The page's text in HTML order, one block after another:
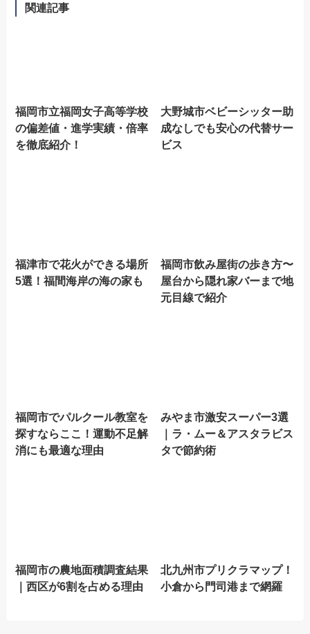
関連記事
福岡市立福岡女子高等学校
の偏差値・進学実績・倍率
を徹底紹介！
大野城市ベビーシッター助
成なしでも安心の代替サー
ビス
福津市で花火ができる場所
5選！福間海岸の海の家も
福岡市飲み屋街の歩き方〜
屋台から隠れ家バーまで地
元目線で紹介
福岡市でパルクール教室を
探すならここ！運動不足解
消にも最適な理由
みやま市激安スーパー3選
｜ラ・ムー＆アスタラビス
タで節約術
福岡市の農地面積調査結果
｜西区が6割を占める理由
北九州市プリクラマップ！
小倉から門司港まで網羅